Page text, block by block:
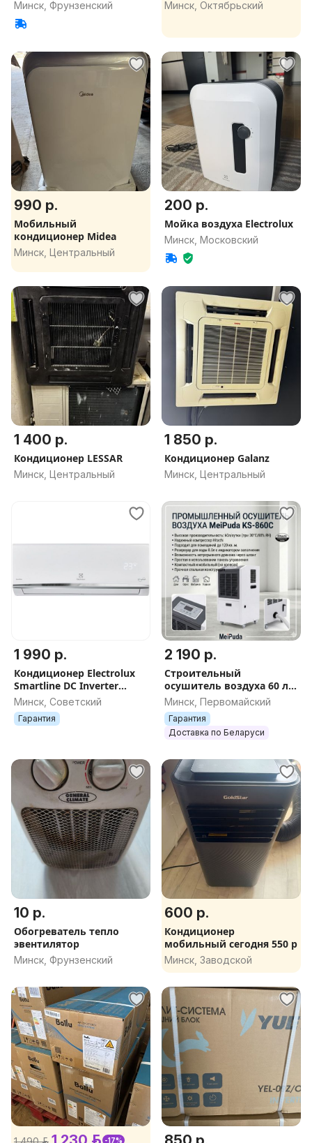
Минск, Фрунзенский Минск, Октябрьский
990 р.
Мобильный
кондиционер Midea
Минск, Центральный
200 р.
Мойка воздуха Electrolux
Минск, Московский
1 400 р.
Кондиционер LESSAR
Минск, Центральный
1 850 р.
Кондиционер Galanz
Минск, Центральный
1 990 р.
Кондиционер Electrolux
Smartline DC Inverter
EACS/I-12HSM/N8_V2
Минск, Советский
Гарантия
2 190 р.
Строительный
осушитель воздуха 60 л/
сут (Hitachi)
Минск, Первомайский
Гарантия
Доставка по Беларуси
10 р.
Обогреватель тепло
эвентилятор
Минск, Фрунзенский
600 р.
Кондиционер
мобильный сегодня 550 р
Минск, Заводской
-17%